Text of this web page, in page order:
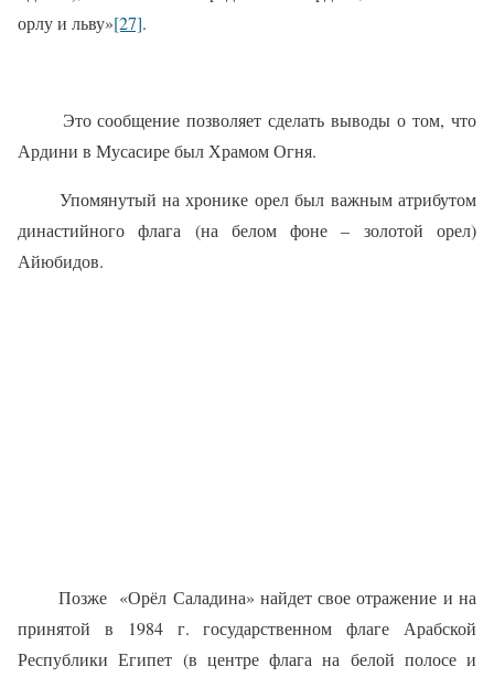
орлу и льву»[27].
Это сообщение позволяет сделать выводы о том, что
Ардини в Мусасире был Храмом Огня.
Упомянутый на хронике орел был важным атрибутом
династийного флага (на белом фоне – золотой орел)
Айюбидов.
Позже «Орёл Саладина» найдет свое отражение и на
принятой в 1984 г. государственном флаге Арабской
Республики Египет (в центре флага на белой полосе и